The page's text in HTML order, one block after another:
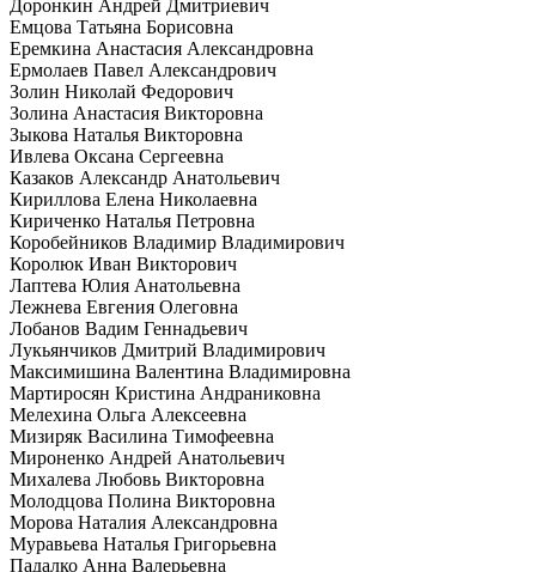
Доронкин Андрей Дмитриевич
Емцова Татьяна Борисовна
Еремкина Анастасия Александровна
Ермолаев Павел Александрович
Золин Николай Федорович
Золина Анастасия Викторовна
Зыкова Наталья Викторовна
Ивлева Оксана Сергеевна
Казаков Александр Анатольевич
Кириллова Елена Николаевна
Кириченко Наталья Петровна
Коробейников Владимир Владимирович
Королюк Иван Викторович
Лаптева Юлия Анатольевна
Лежнева Евгения Олеговна
Лобанов Вадим Геннадьевич
Лукьянчиков Дмитрий Владимирович
Максимишина Валентина Владимировна
Мартиросян Кристина Андраниковна
Мелехина Ольга Алексеевна
Мизиряк Василина Тимофеевна
Мироненко Андрей Анатольевич
Михалева Любовь Викторовна
Молодцова Полина Викторовна
Морова Наталия Александровна
Муравьева Наталья Григорьевна
Падалко Анна Валерьевна